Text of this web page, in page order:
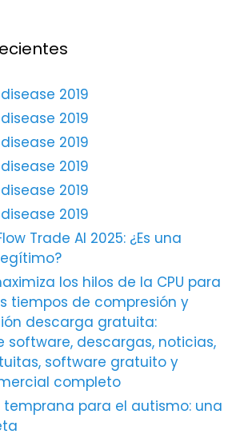
2019
2019
2019
2019
2019
2019
Trade AI 2025: ¿Es una
los hilos de la CPU para
tiempos de compresión y
descarga gratuita:
software, descargas, noticias,
software gratuito y
completo
temprana para el autismo: una